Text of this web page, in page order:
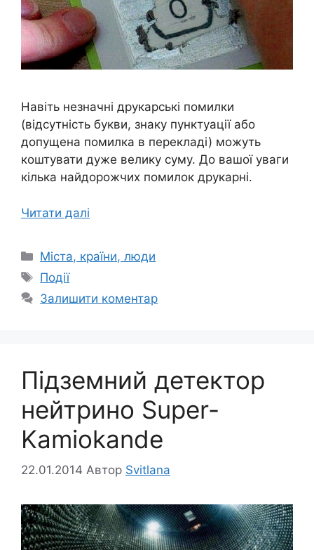
Навіть незначні друкарські помилки
(відсутність букви, знаку пунктуації або
допущена помилка в перекладі) можуть
коштувати дуже велику суму. До вашої уваги
кілька найдорожчих помилок друкарні.
Читати далі
Категорії
Міста, країни, люди
Позначки
Події
Залишити коментар
Підземний детектор
нейтрино Super-
Kamiokande
22.01.2014 Автор Svitlana